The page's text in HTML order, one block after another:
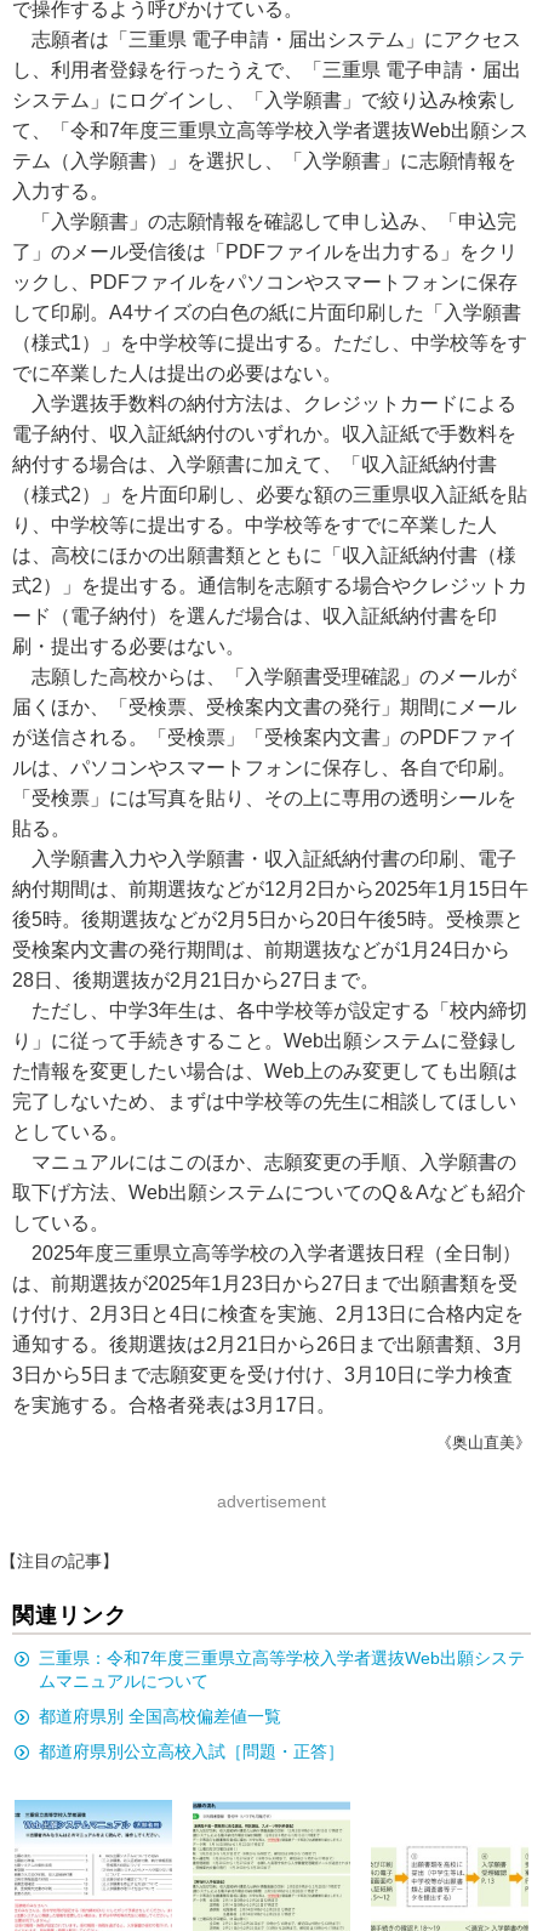
で操作するよう呼びかけている。
志願者は「三重県 電子申請・届出システム」にアクセス
し、利用者登録を行ったうえで、「三重県 電子申請・届出
システム」にログインし、「入学願書」で絞り込み検索し
て、「令和7年度三重県立高等学校入学者選抜Web出願シス
テム（入学願書）」を選択し、「入学願書」に志願情報を
入力する。
「入学願書」の志願情報を確認して申し込み、「申込完
了」のメール受信後は「PDFファイルを出力する」をクリ
ックし、PDFファイルをパソコンやスマートフォンに保存
して印刷。A4サイズの白色の紙に片面印刷した「入学願書
（様式1）」を中学校等に提出する。ただし、中学校等をす
でに卒業した人は提出の必要はない。
入学選抜手数料の納付方法は、クレジットカードによる
電子納付、収入証紙納付のいずれか。収入証紙で手数料を
納付する場合は、入学願書に加えて、「収入証紙納付書
（様式2）」を片面印刷し、必要な額の三重県収入証紙を貼
り、中学校等に提出する。中学校等をすでに卒業した人
は、高校にほかの出願書類とともに「収入証紙納付書（様
式2）」を提出する。通信制を志願する場合やクレジットカ
ード（電子納付）を選んだ場合は、収入証紙納付書を印
刷・提出する必要はない。
志願した高校からは、「入学願書受理確認」のメールが
届くほか、「受検票、受検案内文書の発行」期間にメール
が送信される。「受検票」「受検案内文書」のPDFファイ
ルは、パソコンやスマートフォンに保存し、各自で印刷。
「受検票」には写真を貼り、その上に専用の透明シールを
貼る。
入学願書入力や入学願書・収入証紙納付書の印刷、電子
納付期間は、前期選抜などが12月2日から2025年1月15日午
後5時。後期選抜などが2月5日から20日午後5時。受検票と
受検案内文書の発行期間は、前期選抜などが1月24日から
28日、後期選抜が2月21日から27日まで。
ただし、中学3年生は、各中学校等が設定する「校内締切
り」に従って手続きすること。Web出願システムに登録し
た情報を変更したい場合は、Web上のみ変更しても出願は
完了しないため、まずは中学校等の先生に相談してほしい
としている。
マニュアルにはこのほか、志願変更の手順、入学願書の
取下げ方法、Web出願システムについてのQ＆Aなども紹介
している。
2025年度三重県立高等学校の入学者選抜日程（全日制）
は、前期選抜が2025年1月23日から27日まで出願書類を受
け付け、2月3日と4日に検査を実施、2月13日に合格内定を
通知する。後期選抜は2月21日から26日まで出願書類、3月
3日から5日まで志願変更を受け付け、3月10日に学力検査
を実施する。合格者発表は3月17日。
《奥山直美》
advertisement
【注目の記事】
関連リンク
三重県：令和7年度三重県立高等学校入学者選抜Web出願システ
ムマニュアルについて
都道府県別 全国高校偏差値一覧
都道府県別公立高校入試［問題・正答］